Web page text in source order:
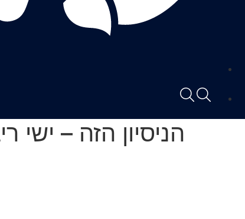
הניסיון הזה – ישי